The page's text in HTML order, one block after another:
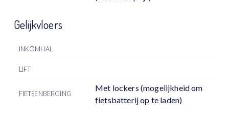
Gelijkvloers
INKOMHAL
LIFT
FIETSENBERGING
Met lockers (mogelijkheid om
fietsbatterij op te laden)